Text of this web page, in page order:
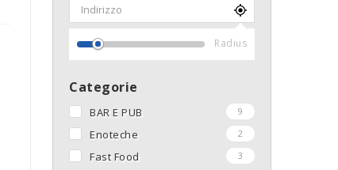
Radius
Categorie
BAR E PUB 9
Enoteche 2
Fast Food 3